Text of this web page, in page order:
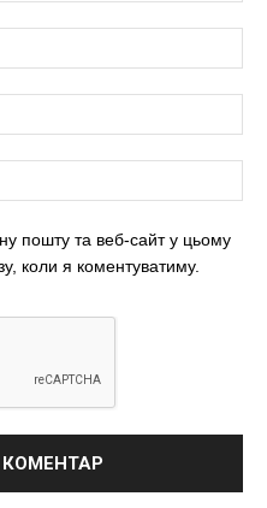
пошту та веб-сайт у цьому
коли я коментуватиму.